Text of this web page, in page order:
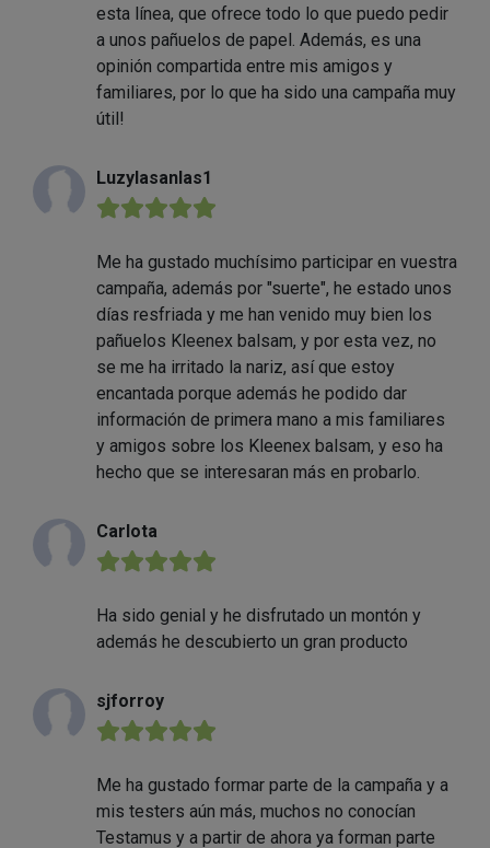
esta línea, que ofrece todo lo que puedo pedir
a unos pañuelos de papel. Además, es una
opinión compartida entre mis amigos y
familiares, por lo que ha sido una campaña muy
útil!
Luzylasanlas1
★★★★★
Me ha gustado muchísimo participar en vuestra
campaña, además por "suerte", he estado unos
días resfriada y me han venido muy bien los
pañuelos Kleenex balsam, y por esta vez, no
se me ha irritado la nariz, así que estoy
encantada porque además he podido dar
información de primera mano a mis familiares
y amigos sobre los Kleenex balsam, y eso ha
hecho que se interesaran más en probarlo.
Carlota
★★★★★
Ha sido genial y he disfrutado un montón y
además he descubierto un gran producto
sjforroy
★★★★★
Me ha gustado formar parte de la campaña y a
mis testers aún más, muchos no conocían
Testamus y a partir de ahora ya forman parte